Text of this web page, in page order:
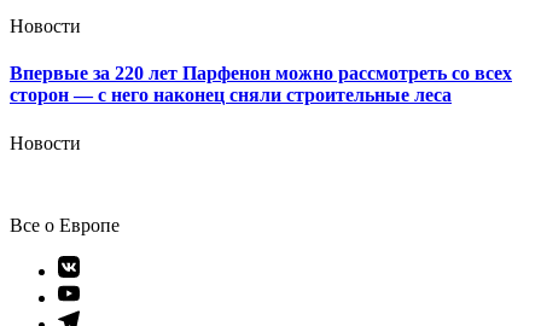
Новости
Впервые за 220 лет Парфенон можно рассмотреть со всех
сторон — с него наконец сняли строительные леса
Новости
Все о Европе
Элемент
меню
Элемент
меню
Элемент